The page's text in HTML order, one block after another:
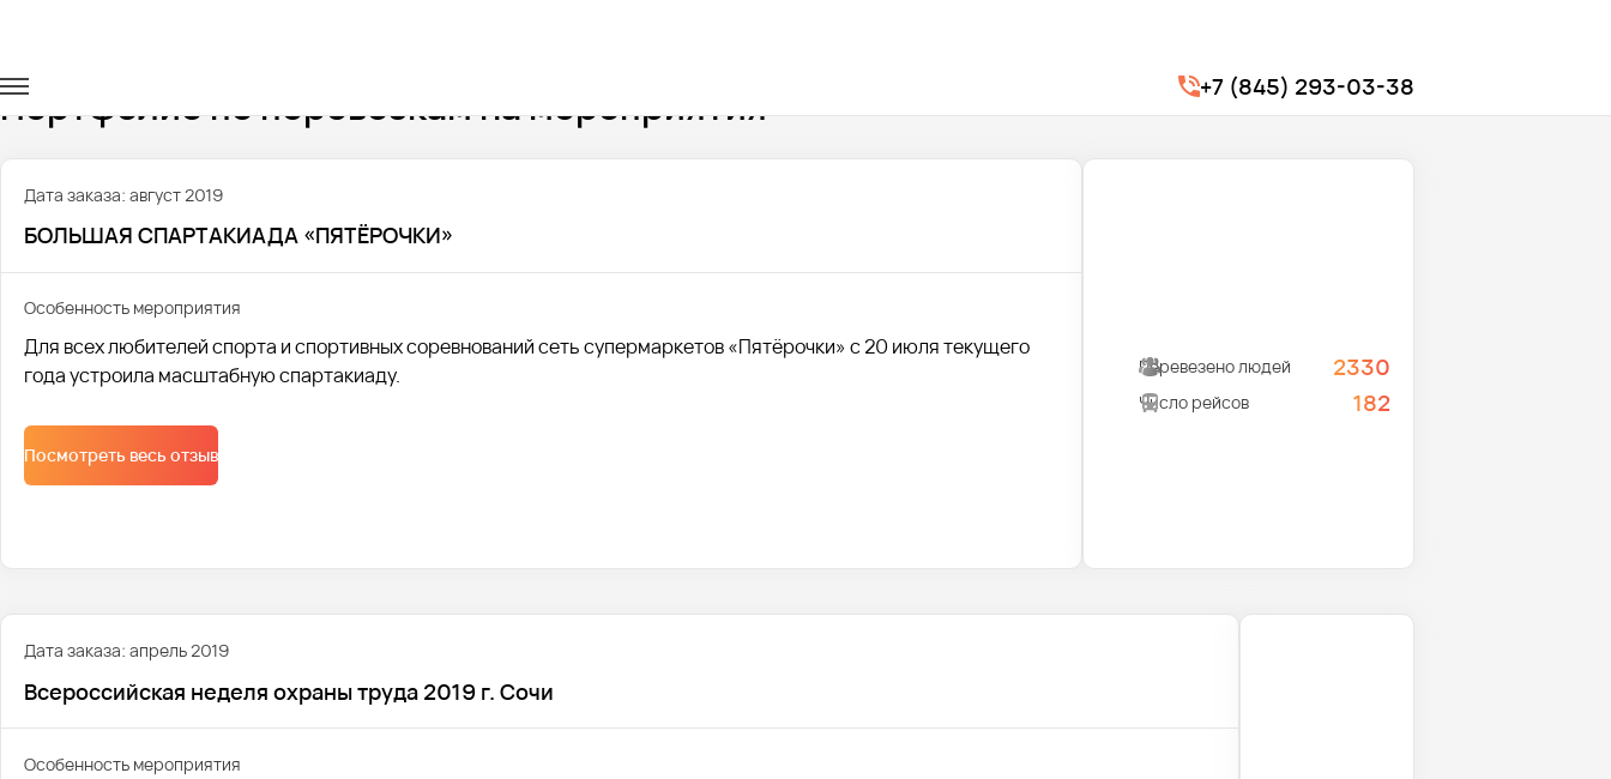
+7 (845) 293-03-38
Портфолио по перевозкам на мероприятия
Дата заказа: август 2019
БОЛЬШАЯ СПАРТАКИАДА «ПЯТЁРОЧКИ»
Особенность мероприятия
Для всех любителей спорта и спортивных соревнований сеть супермаркетов «Пятёрочки» с 20 июля текущего
года устроила масштабную спартакиаду.
Посмотреть весь отзыв
Перевезено людей 2330
Число рейсов 182
Дата заказа: апрель 2019
Всероссийская неделя охраны труда 2019 г. Сочи
Особенность мероприятия